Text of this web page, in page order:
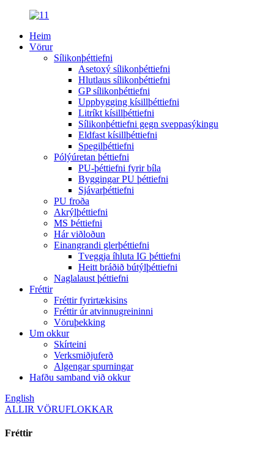
Heim
Vörur
Sílikonþéttiefni
Asetoxý sílikonþéttiefni
Hlutlaus sílikonþéttiefni
GP sílikonþéttiefni
Uppbygging kísillþéttiefni
Litríkt kísillþéttiefni
Sílikonþéttiefni gegn sveppasýkingu
Eldfast kísillþéttiefni
Spegilþéttiefni
Pólýúretan þéttiefni
PU-þéttiefni fyrir bíla
Byggingar PU þéttiefni
Sjávarþéttiefni
PU froða
Akrýlþéttiefni
MS Þéttiefni
Hár viðloðun
Einangrandi glerþéttiefni
Tveggja íhluta IG þéttiefni
Heitt bráðið bútýlþéttiefni
Naglalaust þéttiefni
Fréttir
Fréttir fyrirtækisins
Fréttir úr atvinnugreininni
Vöruþekking
Um okkur
Skírteini
Verksmiðjuferð
Algengar spurningar
Hafðu samband við okkur
English
ALLIR VÖRUFLOKKAR
Fréttir